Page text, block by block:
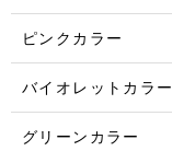
ピンクカラー
バイオレットカラー
グリーンカラー